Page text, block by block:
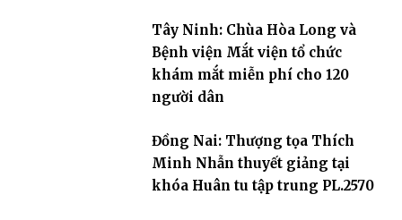
Tây Ninh: Chùa Hòa Long và
Bệnh viện Mắt viện tổ chức
khám mắt miễn phí cho 120
người dân
Đồng Nai: Thượng tọa Thích
Minh Nhẫn thuyết giảng tại
khóa Huân tu tập trung PL.2570